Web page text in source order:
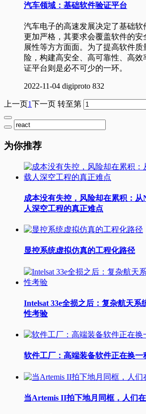
汽车领域：基础软件验证平台
汽车电子的高速发展决定了基础软
更加严格，其要求会覆盖软件的安
展性等方方面面。为了提高软件
险，构建高安全、高可靠性、高
证平台则是必不可少的一环。
2022-11-04 digiproto 832
上一页1下一页 转至第
为你推荐
成本没有失控，风险却在累积：
人深空工程的真正难点
显控系统虚拟仿真的工程化路径
Intelsat 33e全损之后：复杂航天系
性考验
软件工厂：高端装备软件正在换一
当Artemis II拍下地月同框，人们